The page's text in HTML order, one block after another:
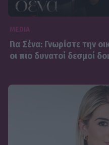
MEDIA
Για Σένα: Γνωρίστε την
οι πιο δυνατοί δεσμοί